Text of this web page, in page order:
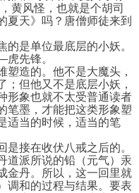
黄风怪，也就是个胡司
夏天》吗？唐僧师徒来到
是单位最底层的小妖。
先锋。
造的。他不是大魔头，
；但他又不是底层小妖，
形象也就不太受普通读者
笔墨，才能把这类形象塑
适当的时候，适当的笔
接在收伏八戒之后的。
道派所说的铅（元气）汞
金丹。所以，这一回里就
调和的过程与结果。要表